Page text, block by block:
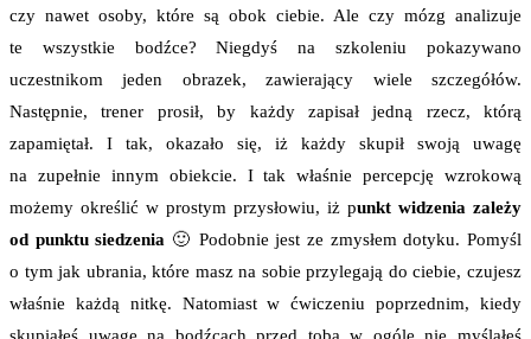
czy nawet osoby, które są obok ciebie. Ale czy mózg analizuje
te wszystkie bodźce? Niegdyś na szkoleniu pokazywano
uczestnikom jeden obrazek, zawierający wiele szczegółów.
Następnie, trener prosił, by każdy zapisał jedną rzecz, którą
zapamiętał. I tak, okazało się, iż każdy skupił swoją uwagę
na zupełnie innym obiekcie. I tak właśnie percepcję wzrokową
możemy określić w prostym przysłowiu, iż punkt widzenia zależy
od punktu siedzenia 🙂 Podobnie jest ze zmysłem dotyku. Pomyśl
o tym jak ubrania, które masz na sobie przylegają do ciebie, czujesz
właśnie każdą nitkę. Natomiast w ćwiczeniu poprzednim, kiedy